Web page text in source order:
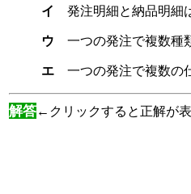
イ 発注明細と納品明細
ウ 一つの発注で複数種
エ 一つの発注で複数の
解答←クリックすると正解が